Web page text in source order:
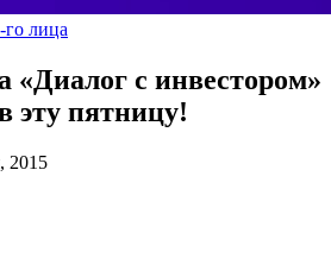
лица
«Диалог с инвестором»
эту пятницу!
2015